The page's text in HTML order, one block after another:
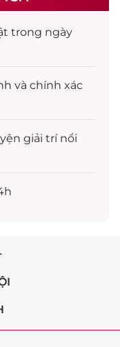
trong ngày
và chính xác
giải trínổi